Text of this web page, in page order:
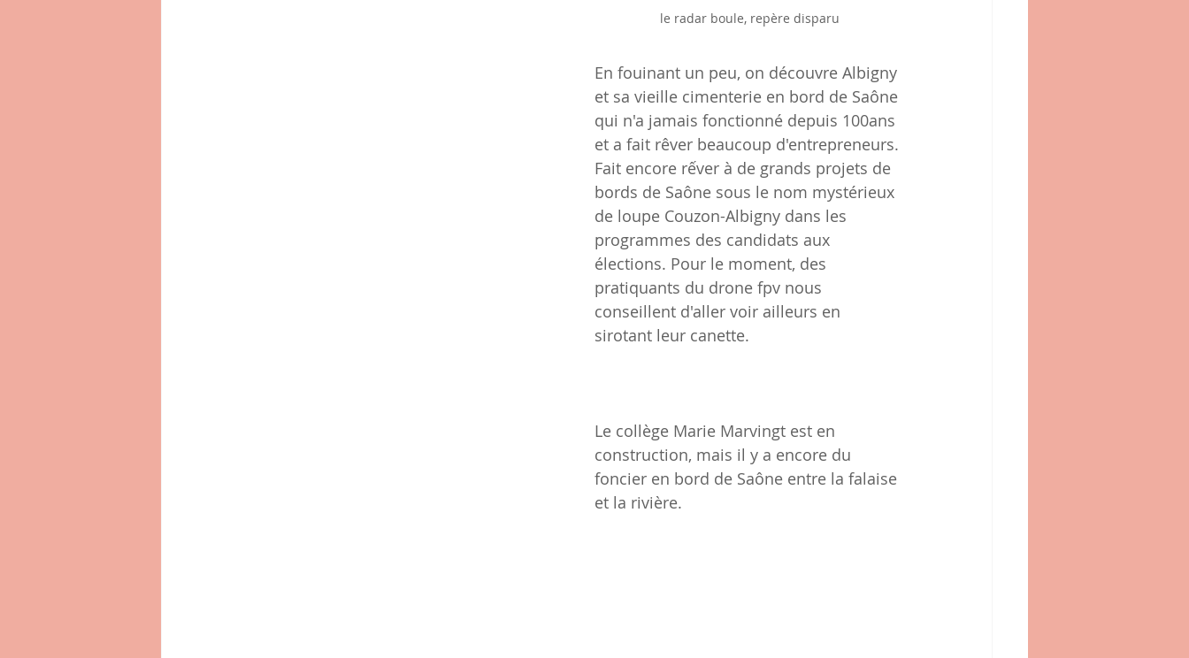
le radar boule, repère disparu
En fouinant un peu, on découvre Albigny
et sa vieille cimenterie en bord de Saône
qui n'a jamais fonctionné depuis 100ans
et a fait rêver beaucoup d'entrepreneurs.
Fait encore rếver à de grands projets de
bords de Saône sous le nom mystérieux
de loupe Couzon-Albigny dans les
programmes des candidats aux
élections. Pour le moment, des
pratiquants du drone fpv nous
conseillent d'aller voir ailleurs en
sirotant leur canette.
Le collège Marie Marvingt est en
construction, mais il y a encore du
foncier en bord de Saône entre la falaise
et la rivière.